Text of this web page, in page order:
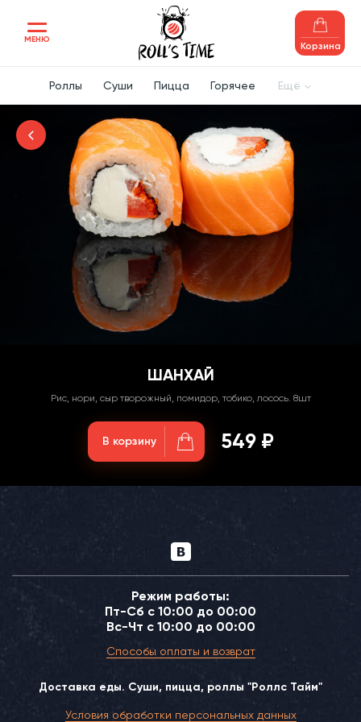
МЕНЮ
Корзина
Роллы Суши Пицца Горячее Ещё
ШАНХАЙ
Рис, нори, сыр творожный, помидор, тобико, лосось. 8шт
В корзину 549 ₽
Доставка еды. Суши, пицца, роллы "Роллс Тайм"
Условия обработки персональных данных
Режим работы:
Пт-Сб с 10:00 до 00:00
Вс-Чт с 10:00 до 00:00
Способы оплаты и возврат